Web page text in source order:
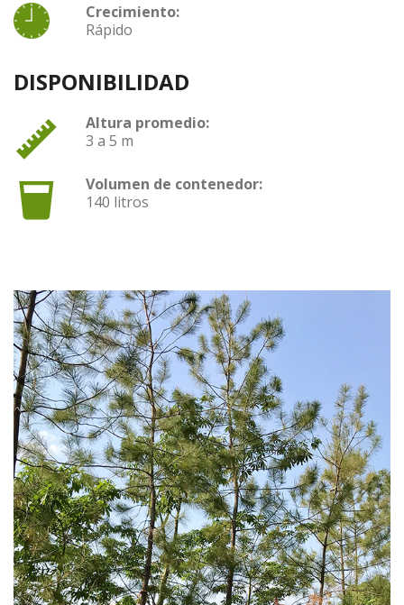
Crecimiento:
Rápido
DISPONIBILIDAD
Altura promedio:
3 a 5 m
Volumen de contenedor:
140 litros